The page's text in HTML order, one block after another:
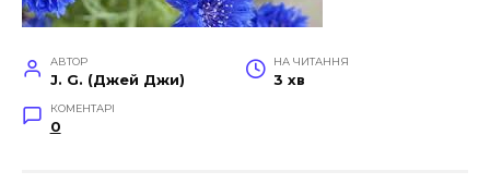
АВТОР
J. G. (Джей Джи)
НА ЧИТАННЯ
3 хв
КОМЕНТАРІ
0